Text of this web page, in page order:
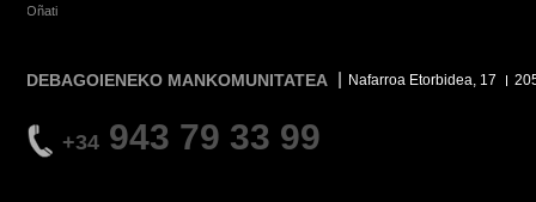
Oñati
DEBAGOIENEKO MANKOMUNITATEA Nafarroa Etorbidea, 17
+34 943 79 33 99